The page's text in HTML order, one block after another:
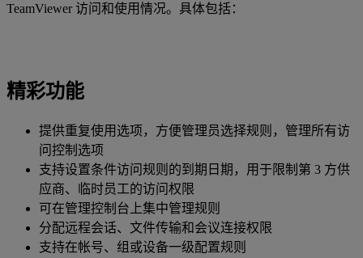
TeamViewer 访问和使用情况。具体包括：
精彩功能
提供重复使用选项，方便管理员选择规则，管理所有访
问控制选项
支持设置条件访问规则的到期日期，用于限制第 3 方供
应商、临时员工的访问权限
可在管理控制台上集中管理规则
分配远程会话、文件传输和会议连接权限
支持在帐号、组或设备一级配置规则